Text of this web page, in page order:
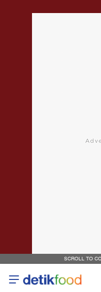
SCROLL TO